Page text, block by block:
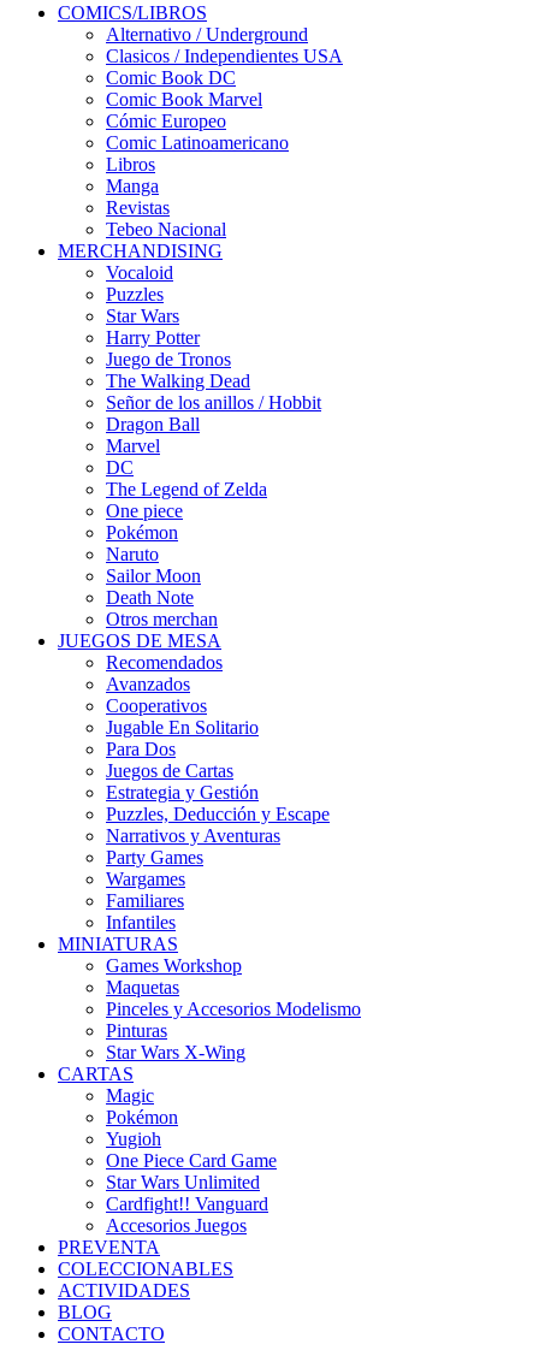
COMICS/LIBROS
Alternativo / Underground
Clasicos / Independientes USA
Comic Book DC
Comic Book Marvel
Cómic Europeo
Comic Latinoamericano
Libros
Manga
Revistas
Tebeo Nacional
MERCHANDISING
Vocaloid
Puzzles
Star Wars
Harry Potter
Juego de Tronos
The Walking Dead
Señor de los anillos / Hobbit
Dragon Ball
Marvel
DC
The Legend of Zelda
One piece
Pokémon
Naruto
Sailor Moon
Death Note
Otros merchan
JUEGOS DE MESA
Recomendados
Avanzados
Cooperativos
Jugable En Solitario
Para Dos
Juegos de Cartas
Estrategia y Gestión
Puzzles, Deducción y Escape
Narrativos y Aventuras
Party Games
Wargames
Familiares
Infantiles
MINIATURAS
Games Workshop
Maquetas
Pinceles y Accesorios Modelismo
Pinturas
Star Wars X-Wing
CARTAS
Magic
Pokémon
Yugioh
One Piece Card Game
Star Wars Unlimited
Cardfight!! Vanguard
Accesorios Juegos
PREVENTA
COLECCIONABLES
ACTIVIDADES
BLOG
CONTACTO